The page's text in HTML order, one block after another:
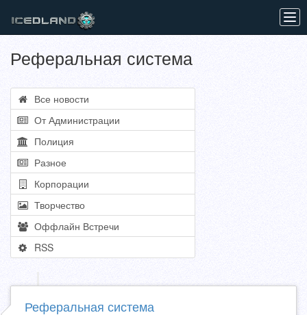
Реферальная система
Все новости
От Администрации
Полиция
Разное
Корпорации
Творчество
Оффлайн Встречи
RSS
Реферальная система